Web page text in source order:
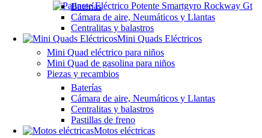
Baterías
Cámara de aire, Neumáticos y Llantas
Centralitas y balastros
Mini Quads Eléctricos
Mini Quad eléctrico para niños
Mini Quad de gasolina para niños
Piezas y recambios
Baterías
Cámara de aire, Neumáticos y Llantas
Centralitas y balastros
Pastillas de freno
Motos eléctricas